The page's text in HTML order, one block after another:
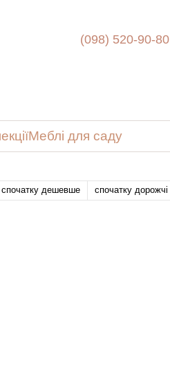
(098) 520-90-80
Меблі для саду
спочатку дешевше спочатку дорожчі